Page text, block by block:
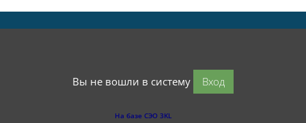
Вы не вошли в систему Вход
На базе СЭО 3KL